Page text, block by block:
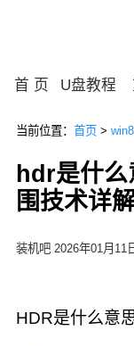
首 页 U盘教程
当前位置： 首页 > win8
hdr是什
围技术详
装机吧 2026年01月11
HDR是什么意